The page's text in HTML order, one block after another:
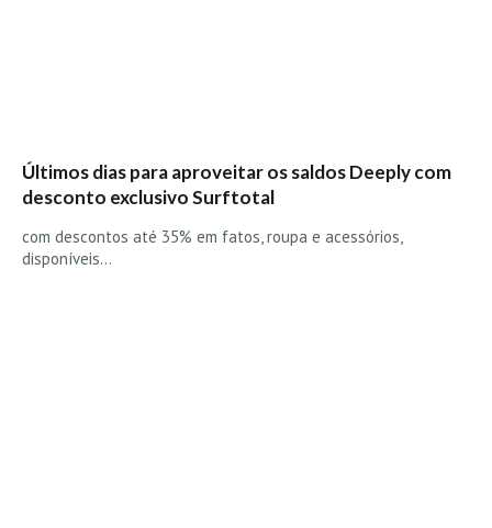
Últimos dias para aproveitar os saldos Deeply com
desconto exclusivo Surftotal
com descontos até 35% em fatos, roupa e acessórios,
disponíveis…